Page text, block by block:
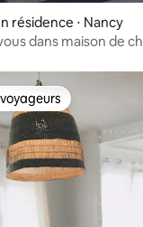
résidence ⋅ Nancy
dans maison de